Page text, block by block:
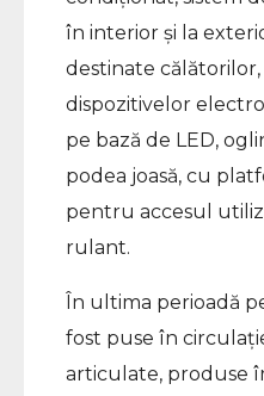
în interior și la
destinate
dispozitivelor
pe bază de LED,
podea joasă, cu
pentru accesul
rulant.
În ultima perioadă
fost puse în
articulate, produse